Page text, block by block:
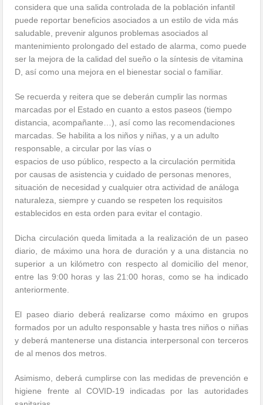
considera que una salida controlada de la población infantil
puede reportar beneficios asociados a un estilo de vida más
saludable, prevenir algunos problemas asociados al
mantenimiento prolongado del estado de alarma, como puede
ser la mejora de la calidad del sueño o la síntesis de vitamina
D, así como una mejora en el bienestar social o familiar.
Se recuerda y reitera que se deberán cumplir las normas
marcadas por el Estado en cuanto a estos paseos (tiempo
distancia, acompañante…), así como las recomendaciones
marcadas. Se habilita a los niños y niñas, y a un adulto
responsable, a circular por las vías o
espacios de uso público, respecto a la circulación permitida
por causas de asistencia y cuidado de personas menores,
situación de necesidad y cualquier otra actividad de análoga
naturaleza, siempre y cuando se respeten los requisitos
establecidos en esta orden para evitar el contagio.
Dicha circulación queda limitada a la realización de un paseo
diario, de máximo una hora de duración y a una distancia no
superior a un kilómetro con respecto al domicilio del menor,
entre las 9:00 horas y las 21:00 horas, como se ha indicado
anteriormente.
El paseo diario deberá realizarse como máximo en grupos
formados por un adulto responsable y hasta tres niños o niñas
y deberá mantenerse una distancia interpersonal con terceros
de al menos dos metros.
Asimismo, deberá cumplirse con las medidas de prevención e
higiene frente al COVID-19 indicadas por las autoridades